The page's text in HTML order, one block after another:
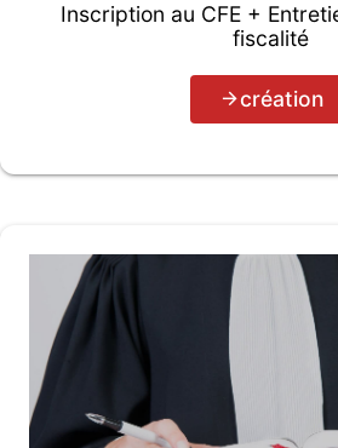
Inscription au CFE +
fiscalité
création